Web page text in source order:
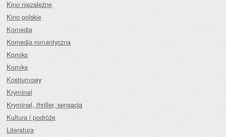
Kino niezależne
Kino polskie
Komedia
Komedia romantyczna
Komiks
Komiks
Kostiumowy
Kryminał
Kryminał, thriller, sensacja
Kultura i podróże
Literatura